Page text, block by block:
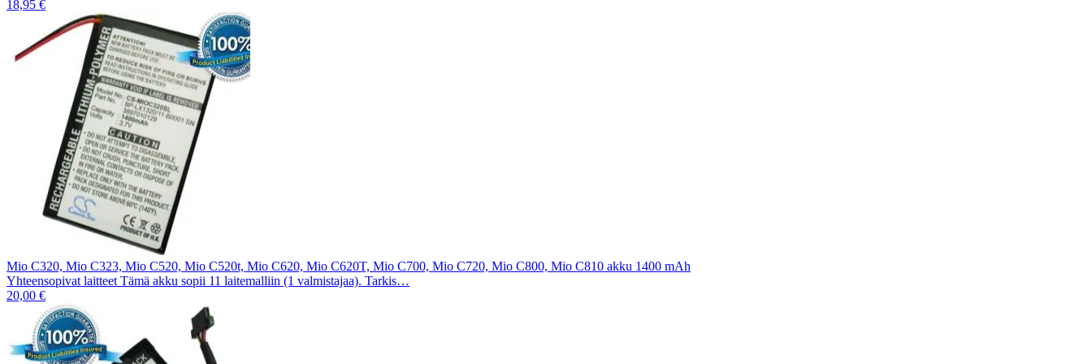
18,95 €
Mio C320, Mio C323, Mio C520, Mio C520t, Mio C620, Mio C620T, Mio C700, Mio C720, Mio C800, Mio C810 akku 1400 mAh
Yhteensopivat laitteet Tämä akku sopii 11 laitemalliin (1 valmistajaa). Tarkis…
20,00 €